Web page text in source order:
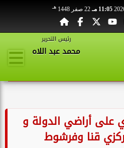
11:05 مـ 22 صفر 1448 هـ
رئيس التحرير
محمد عبد اللاه
تعدي على أراضي الدولة و
قنا وفرشوط